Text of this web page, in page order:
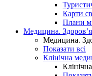
Карти
Плани
Медицина. Здоров’я
Медицина.
Показати всі
Клінічна